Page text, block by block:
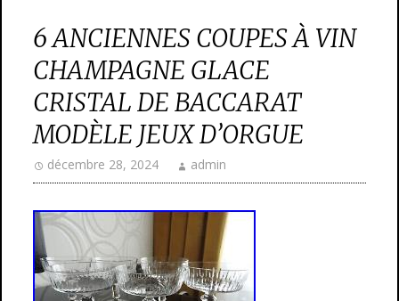
6 ANCIENNES COUPES À VIN
CHAMPAGNE GLACE
CRISTAL DE BACCARAT
MODÈLE JEUX D’ORGUE
décembre 28, 2024 admin